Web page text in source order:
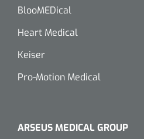
BlooMEDical
Heart Medical
Keiser
Pro-Motion Medical
ARSEUS MEDICAL GROUP